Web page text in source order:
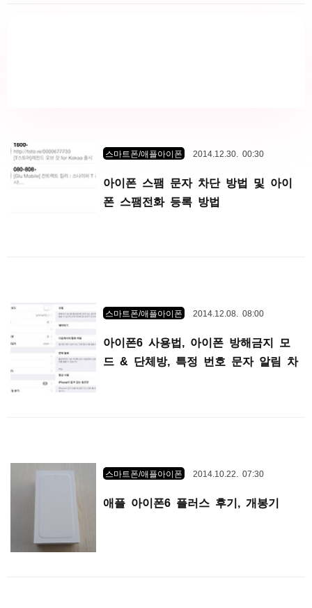
스마트폰/애플아이폰 2014.12.30. 00:30
아이폰 스팸 문자 차단 방법 및 아이
폰 스팸전화 등록 방법
스마트폰/애플아이폰 2014.12.08. 08:00
아이폰6 사용법, 아이폰 방해금지 모
드 & 단체방, 특정 번호 문자 알림 차
스마트폰/애플아이폰 2014.10.22. 07:30
애플 아이폰6 플러스 후기, 개봉기